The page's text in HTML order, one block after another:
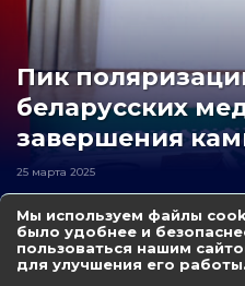
Пик
беларусских
завершения
25 марта 2025
Как беларусские СМИ
журналистики в
Мы используем файлы
было удобнее и
пользоваться нашим
для улучшения его работы.